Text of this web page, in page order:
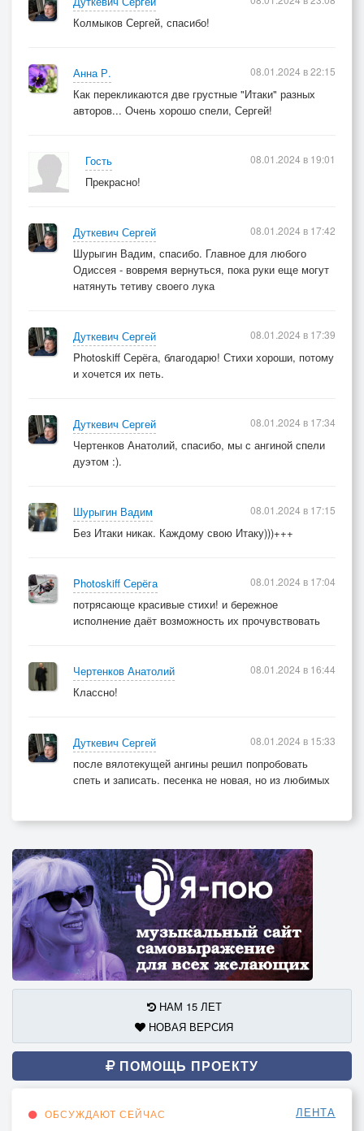
Колмыков Сергей, спасибо!
Анна Р.
Как перекликаются две грустные "Итаки" разных
авторов... Очень хорошо спели, Сергей!
08.01.2024 в 22:15
Гость
Прекрасно!
08.01.2024 в 19:01
Дуткевич Сергей
Шурыгин Вадим, спасибо. Главное для любого
Одиссея - вовремя вернуться, пока руки еще могут
натянуть тетиву своего лука
08.01.2024 в 17:42
Дуткевич Сергей
Photoskiff Серёга, благодарю! Стихи хороши, потому
и хочется их петь.
08.01.2024 в 17:39
Дуткевич Сергей
Чертенков Анатолий, спасибо, мы с ангиной спели
дуэтом :).
08.01.2024 в 17:34
Шурыгин Вадим
Без Итаки никак. Каждому свою Итаку)))+++
08.01.2024 в 17:15
Photoskiff Серёга
потрясающе красивые стихи! и бережное
исполнение даёт возможность их прочувствовать
08.01.2024 в 17:04
Чертенков Анатолий
Классно!
08.01.2024 в 16:44
Дуткевич Сергей
после вялотекущей ангины решил попробовать
спеть и записать. песенка не новая, но из любимых
08.01.2024 в 15:33
НАМ 15 ЛЕТ
НОВАЯ ВЕРСИЯ
ПОМОЩЬ ПРОЕКТУ
ОБСУЖДАЮТ СЕЙЧАС ЛЕНТА